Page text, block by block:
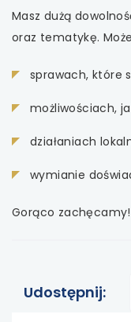
się
Masz dużą
oraz tematykę.
sprawach, które
możliwościach,
działaniach
wymianie
Gorąco zachęcamy!
Udostępnij: